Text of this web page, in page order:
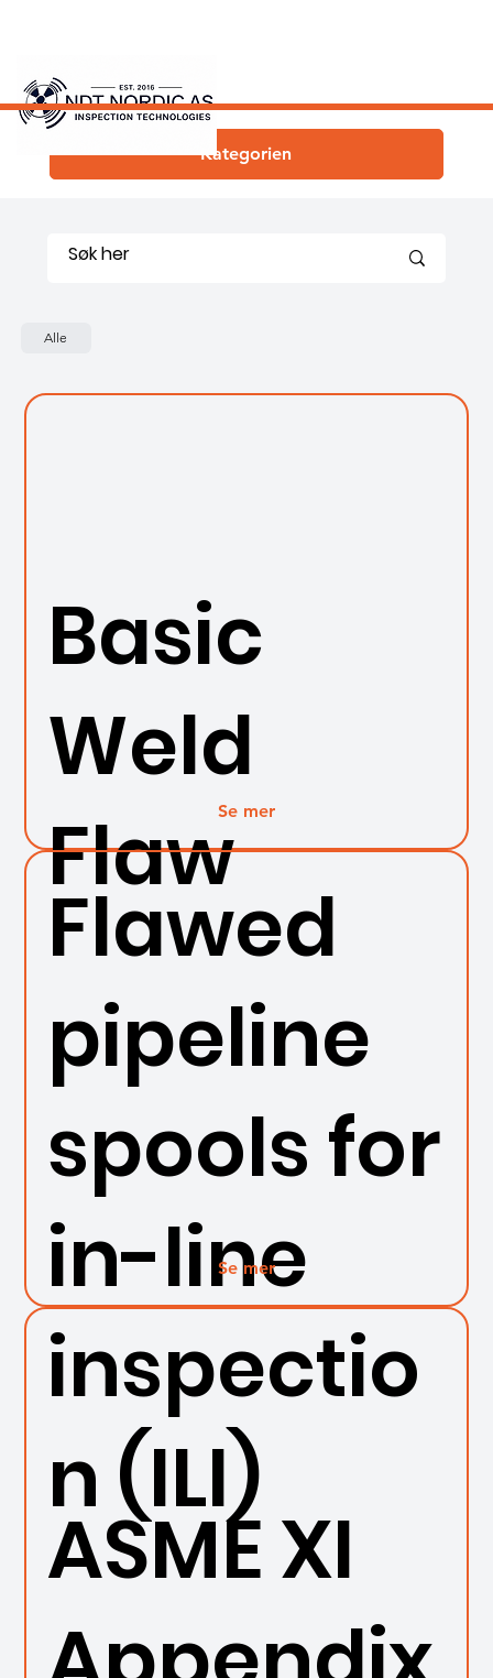
Kategorien
Alle
Basic
Weld
FlawSe mer
Flawed
pipeline
spools for
in-line
inspectio
n (ILI)
Se mer
ASME XI